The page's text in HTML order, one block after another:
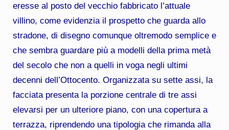
eresse al posto del vecchio fabbricato l’attuale
villino, come evidenzia il prospetto che guarda allo
stradone, di disegno comunque oltremodo semplice e
che sembra guardare più a modelli della prima metà
del secolo che non a quelli in voga negli ultimi
decenni dell’Ottocento. Organizzata su sette assi, la
facciata presenta la porzione centrale di tre assi
elevarsi per un ulteriore piano, con una copertura a
terrazza, riprendendo una tipologia che rimanda alla